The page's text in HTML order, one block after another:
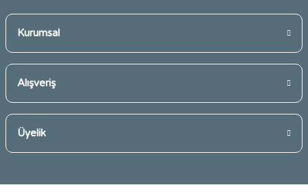
Kurumsal
Alışveriş
Üyelik